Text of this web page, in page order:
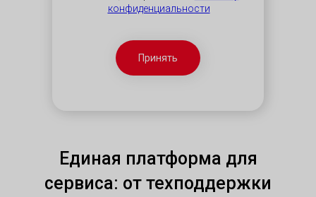
Принять
конфиденциальности
Единая платформа для
сервиса: от техподдержки